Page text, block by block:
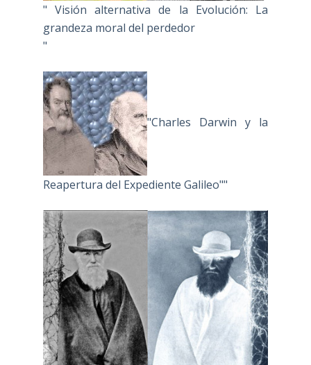
" Visión alternativa de la Evolución: La
grandeza moral del perdedor
"
"Charles Darwin y la
Reapertura del Expediente Galileo""